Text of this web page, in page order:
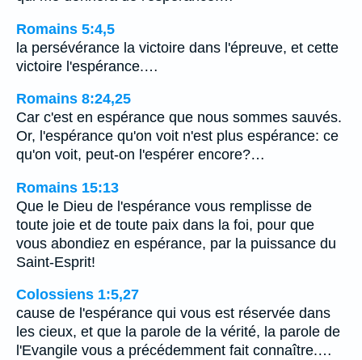
Romains 5:4,5
la persévérance la victoire dans l'épreuve, et cette
victoire l'espérance.…
Romains 8:24,25
Car c'est en espérance que nous sommes sauvés.
Or, l'espérance qu'on voit n'est plus espérance: ce
qu'on voit, peut-on l'espérer encore?…
Romains 15:13
Que le Dieu de l'espérance vous remplisse de
toute joie et de toute paix dans la foi, pour que
vous abondiez en espérance, par la puissance du
Saint-Esprit!
Colossiens 1:5,27
cause de l'espérance qui vous est réservée dans
les cieux, et que la parole de la vérité, la parole de
l'Evangile vous a précédemment fait connaître.…